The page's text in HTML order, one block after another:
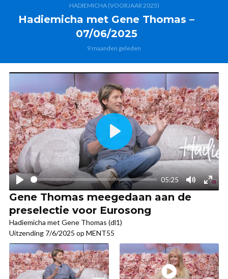
HADIEMICHA (VOORJAAR 2025)
Hadiemicha met Gene Thomas –
07/06/2025
9 maanden geleden
Gene Thomas meegedaan aan de
preselectie voor Eurosong
Hadiemicha met Gene Thomas (dl1)
Uitzending 7/6/2025 op MENT55